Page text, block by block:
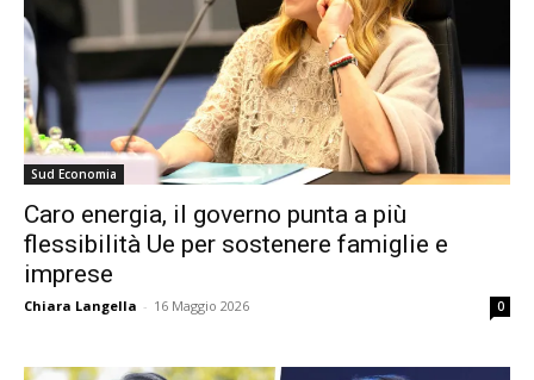
Sud Economia
Caro energia, il governo punta a più
flessibilità Ue per sostenere famiglie e
imprese
Chiara Langella - 16 Maggio 2026 0